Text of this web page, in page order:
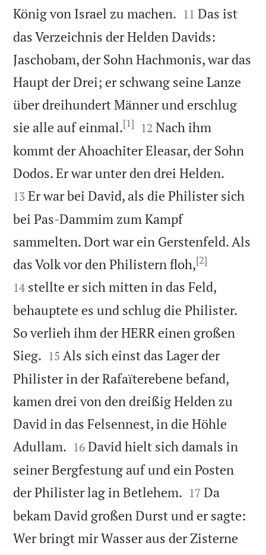
König von Israel zu machen. 

11 Das ist
das Verzeichnis der Helden Davids:
Jaschobam, der Sohn Hachmonis, war das
Haupt der Drei; er schwang seine Lanze
über dreihundert Männer und erschlug
sie alle auf einmal.[1] 

12 Nach ihm
kommt der Ahoachiter Eleasar, der Sohn
Dodos. Er war unter den drei Helden.
13 Er war bei David, als die Philister sich
bei Pas-Dammim zum Kampf
sammelten. Dort war ein Gerstenfeld. Als
das Volk vor den Philistern floh,[2]
14 stellte er sich mitten in das Feld,
behauptete es und schlug die Philister.
So verlieh ihm der HERR einen großen
Sieg. 

15 Als sich einst das Lager der
Philister in der Rafaïterebene befand,
kamen drei von den dreißig Helden zu
David in das Felsennest, in die Höhle
Adullam. 

16 David hielt sich damals in
seiner Bergfestung auf und ein Posten
der Philister lag in Betlehem. 

17 Da
bekam David großen Durst und er sagte:
Wer bringt mir Wasser aus der Zisterne